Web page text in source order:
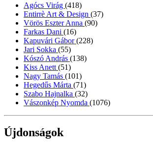
Agócs Virág (418)
Entirrè Art & Design (37)
Vörös Eszter Anna (90)
Farkas Dani (16)
Kapuvári Gábor(228)
Jari Sokka (55)
Kószó András (138)
Kiss Anett (51)
Nagy Tamás (101)
Hegedűs Márta (71)
Szabo Hajnalka (32)
Vászonkép Nyomda (1076)
Újdonságok